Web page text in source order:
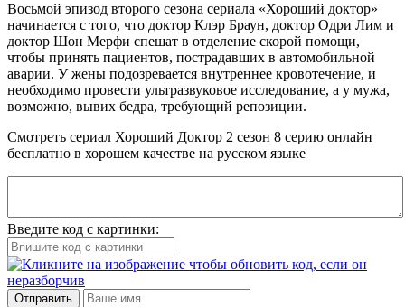
Восьмой эпизод второго сезона сериала «Хороший доктор»
начинается с того, что доктор Клэр Браун, доктор Одри Лим и
доктор Шон Мерфи спешат в отделение скорой помощи,
чтобы принять пациентов, пострадавших в автомобильной
аварии. У жены подозревается внутреннее кровотечение, и
необходимо провести ультразвуковое исследование, а у мужа,
возможно, вывих бедра, требующий репозиции.
Смотреть сериал Хороший Доктор 2 сезон 8 серию онлайн
бесплатно в хорошем качестве на русском языке
Введите код с картинки:
Отправить